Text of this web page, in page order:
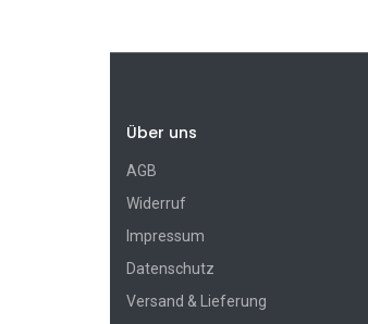
Über uns
AGB
Widerruf
Impressum
Datenschutz
Versand & Lieferung